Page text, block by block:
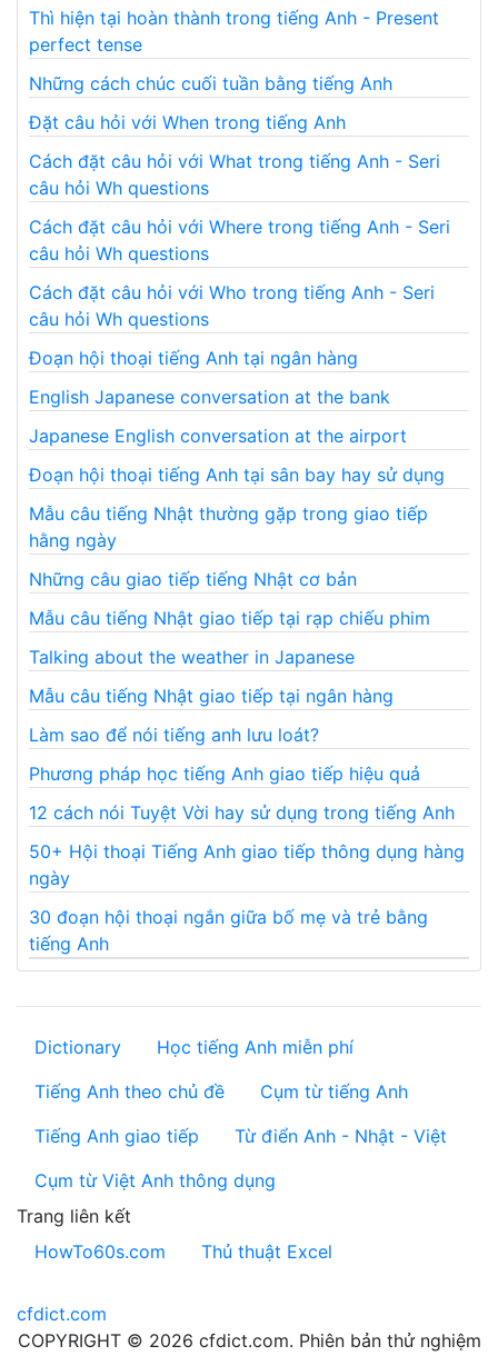
Thì hiện tại hoàn thành trong tiếng Anh - Present
perfect tense
Những cách chúc cuối tuần bằng tiếng Anh
Đặt câu hỏi với When trong tiếng Anh
Cách đặt câu hỏi với What trong tiếng Anh - Seri
câu hỏi Wh questions
Cách đặt câu hỏi với Where trong tiếng Anh - Seri
câu hỏi Wh questions
Cách đặt câu hỏi với Who trong tiếng Anh - Seri
câu hỏi Wh questions
Đoạn hội thoại tiếng Anh tại ngân hàng
English Japanese conversation at the bank
Japanese English conversation at the airport
Đoạn hội thoại tiếng Anh tại sân bay hay sử dụng
Mẫu câu tiếng Nhật thường gặp trong giao tiếp
hằng ngày
Những câu giao tiếp tiếng Nhật cơ bản
Mẫu câu tiếng Nhật giao tiếp tại rạp chiếu phim
Talking about the weather in Japanese
Mẫu câu tiếng Nhật giao tiếp tại ngân hàng
Làm sao để nói tiếng anh lưu loát?
Phương pháp học tiếng Anh giao tiếp hiệu quả
12 cách nói Tuyệt Vời hay sử dụng trong tiếng Anh
50+ Hội thoại Tiếng Anh giao tiếp thông dụng hàng
ngày
30 đoạn hội thoại ngắn giữa bố mẹ và trẻ bằng
tiếng Anh
Dictionary
Học tiếng Anh miễn phí
Tiếng Anh theo chủ đề
Cụm từ tiếng Anh
Tiếng Anh giao tiếp
Từ điển Anh - Nhật - Việt
Cụm từ Việt Anh thông dụng
Trang liên kết
HowTo60s.com
Thủ thuật Excel
cfdict.com
COPYRIGHT © 2026 cfdict.com. Phiên bản thử nghiệm